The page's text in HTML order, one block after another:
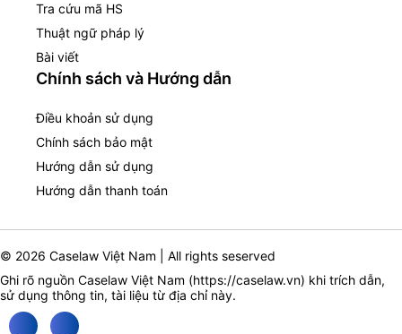
Tra cứu mã HS
Thuật ngữ pháp lý
Bài viết
Chính sách và Hướng dẫn
Điều khoản sử dụng
Chính sách bảo mật
Hướng dẫn sử dụng
Hướng dẫn thanh toán
© 2026 Caselaw Việt Nam | All rights seserved
Ghi rõ nguồn Caselaw Việt Nam (https://caselaw.vn) khi trích dẫn,
sử dụng thông tin, tài liệu từ địa chỉ này.